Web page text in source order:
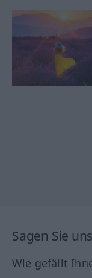
Sagen Sie
Wie gefällt